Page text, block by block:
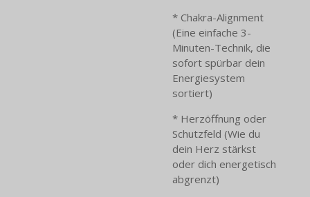
* Chakra-Alignment
(Eine einfache 3-
Minuten-Technik, die
sofort spürbar dein
Energiesystem
sortiert)
* Herzöffnung oder
Schutzfeld (Wie du
dein Herz stärkst
oder dich energetisch
abgrenzt)